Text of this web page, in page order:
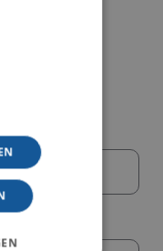
für